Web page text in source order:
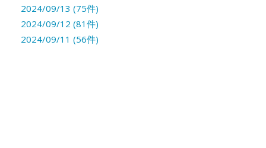
2024/09/13 (75件)
2024/09/12 (81件)
2024/09/11 (56件)